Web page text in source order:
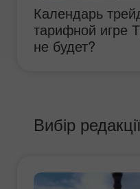
Календарь
тарифной игре
не будет?
Вибір